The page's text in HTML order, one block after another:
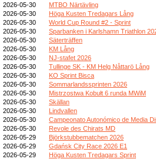
2026-05-30
MTBO Närtävling
2026-05-30
Höga Kusten Tredagars Lång
2026-05-30
World Cup Round #2 - Sprint
2026-05-30
Sparbanken i Karlshamn Triathlon
2026-05-30
Säterträffen
2026-05-30
KM Lång
2026-05-30
NJ-stafet 2026
2026-05-30
Tullinge SK - KM Helg Nåttarö Lång
2026-05-30
KO Sprint Bisca
2026-05-30
Sommarlandssprinten 2026
2026-05-30
Mistrzostwa Kobułt 6 runda MWiM
2026-05-30
Skällan
2026-05-30
Lindvallen
2026-05-30
Campeonato Autonómico de Media
2026-05-30
Revole des Chirats MD
2026-05-29
Björkstubbematchen 2026
2026-05-29
Gdańsk City Race 2026 E1
2026-05-29
Höga Kusten Tredagars Sprint